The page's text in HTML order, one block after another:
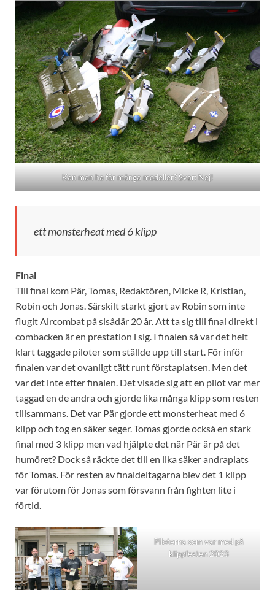
Kan man ha för många modeller? Svar: Nej!
ett monsterheat med 6 klipp
Final
Till final kom Pär, Tomas, Redaktören, Micke R, Kristian,
Robin och Jonas. Särskilt starkt gjort av Robin som inte
flugit Aircombat på sisådär 20 år. Att ta sig till final direkt i
combacken är en prestation i sig. I finalen så var det helt
klart taggade piloter som ställde upp till start. För inför
finalen var det ovanligt tätt runt förstaplatsen. Men det
var det inte efter finalen. Det visade sig att en pilot var mer
taggad en de andra och gjorde lika många klipp som resten
tillsammans. Det var Pär gjorde ett monsterheat med 6
klipp och tog en säker seger. Tomas gjorde också en stark
final med 3 klipp men vad hjälpte det när Pär är på det
humöret? Dock så räckte det till en lika säker andraplats
för Tomas. För resten av finaldeltagarna blev det 1 klipp
var förutom för Jonas som försvann från fighten lite i
förtid.
Piloterna som var med på
klippfesten 2023